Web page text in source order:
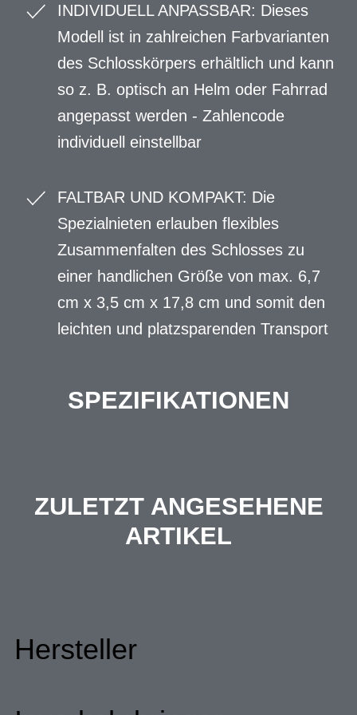
INDIVIDUELL ANPASSBAR: Dieses
Modell ist in zahlreichen Farbvarianten
des Schlosskörpers erhältlich und kann
so z. B. optisch an Helm oder Fahrrad
angepasst werden - Zahlencode
individuell einstellbar
FALTBAR UND KOMPAKT: Die
Spezialnieten erlauben flexibles
Zusammenfalten des Schlosses zu
einer handlichen Größe von max. 6,7
cm x 3,5 cm x 17,8 cm und somit den
leichten und platzsparenden Transport
SPEZIFIKATIONEN
ZULETZT ANGESEHENE
ARTIKEL
Hersteller